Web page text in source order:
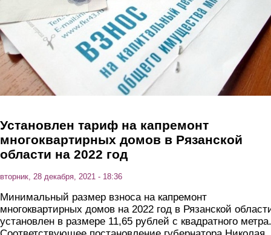
Установлен тариф на капремонт
многоквартирных домов в Рязанской
области на 2022 год
вторник, 28 декабря, 2021 - 18:36
Минимальный размер взноса на капремонт
многоквартирных домов на 2022 год в Рязанской
установлен в размере 11,65 рублей c квадратного метра.